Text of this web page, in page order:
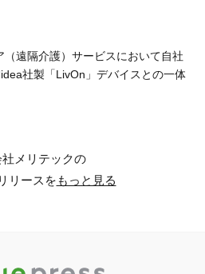
遠隔介護）サービスにおいて自社
社製「LivOn」デバイスとの一体
メリテックの
リースをもっと見る